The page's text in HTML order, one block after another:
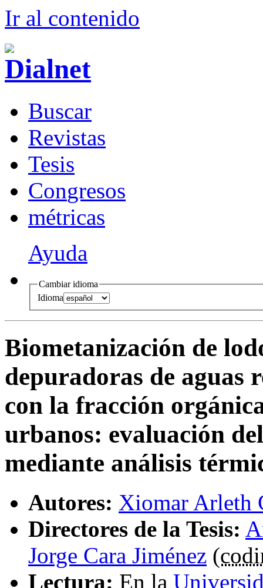
Ir al contenido
Buscar
Revistas
Tesis
Congresos
métricas
Ayuda
Cambiar idioma
Idioma
Biometanización de
depuradoras de aguas
con la fracción
urbanos: evaluación
mediante análisis
Autores: Xiomar Arleth
Directores de la Tesis:
Jorge Cara Jiménez (
Lectura: En la